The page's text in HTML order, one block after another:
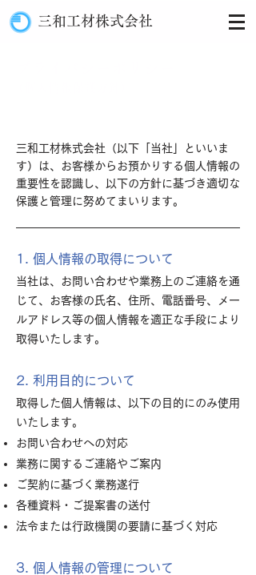
三和工材​株式会社
三和工材株式会社（以下「当社」といいま
す）は、お客様からお預かりする個人情報の
重要性を認識し、以下の方針に基づき適切な
保護と管理に努めてまいります。
1. 個人情報の取得について
当社は、お問い合わせや業務上のご連絡を通
じて、お客様の氏名、住所、電話番号、メー
ルアドレス等の個人情報を適正な手段により
取得いたします。
2. 利用目的について
取得した個人情報は、以下の目的にのみ使用
いたします。
お問い合わせへの対応
業務に関するご連絡やご案内
ご契約に基づく業務遂行
各種資料・ご提案書の送付
法令または行政機関の要請に基づく対応
3. 個人情報の管理について